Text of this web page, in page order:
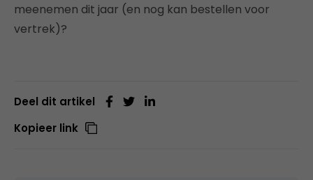
meenemen dit jaar (en nog kan bestellen voor
vertrek)?
Deel dit artikel
Kopieer link